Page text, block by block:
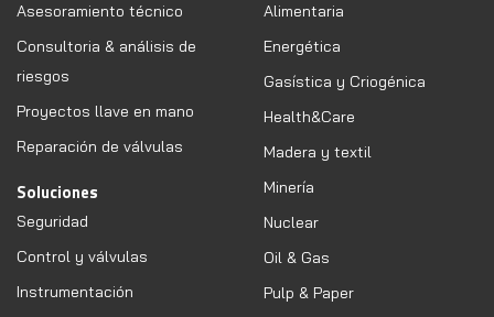
Asesoramiento técnico
Consultoria & análisis de
riesgos
Proyectos llave en mano
Reparación de válvulas
Soluciones
Seguridad
Control y válvulas
Instrumentación
Alimentaria
Energética
Gasística y Criogénica
Health&Care
Madera y textil
Minería
Nuclear
Oil & Gas
Pulp & Paper